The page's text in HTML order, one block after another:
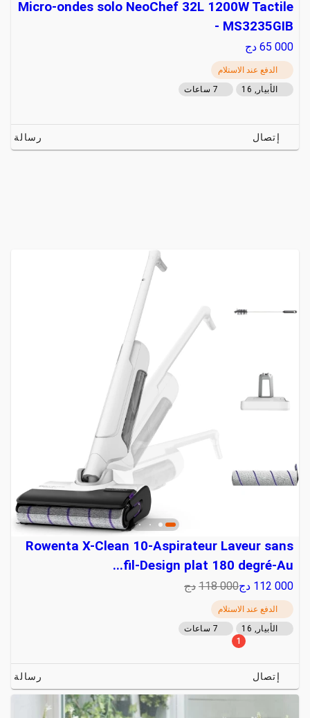
Micro-ondes solo NeoChef 32L 1200W Tactile
- MS3235GIB
65 000 دج
الدفع عند الاستلام
الأبيار, 16
7 ساعات
إتصال رسالة
Rowenta X-Clean 10-Aspirateur Laveur sans
fil-Design plat 180 degré-Au...
112 000 دج118 000 دج
الدفع عند الاستلام
الأبيار, 16
7 ساعات
1
إتصال رسالة